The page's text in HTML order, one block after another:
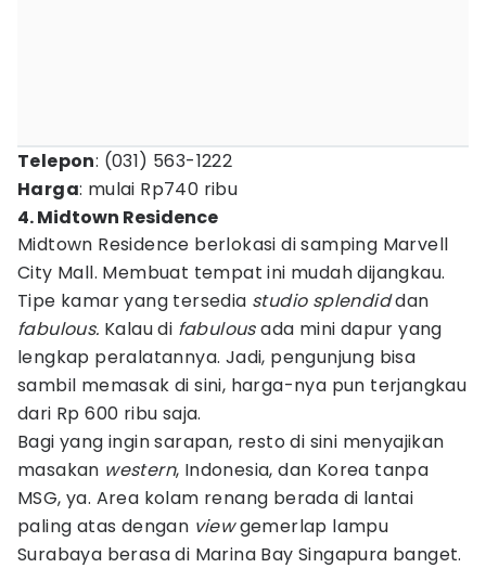
Telepon: (031) 563-1222
Harga: mulai Rp740 ribu
4. Midtown Residence
Midtown Residence berlokasi di samping Marvell
City Mall. Membuat tempat ini mudah dijangkau.
Tipe kamar yang tersedia studio splendiddan
fabulous. Kalau di fabulousada mini dapur yang
lengkap peralatannya. Jadi, pengunjung bisa
sambil memasak di sini, harga-nya pun terjangkau
dari Rp 600 ribu saja.
Bagi yang ingin sarapan, resto di sini menyajikan
masakan western, Indonesia, dan Korea tanpa
MSG, ya. Area kolam renang berada di lantai
paling atas dengan viewgemerlap lampu
Surabaya berasa di Marina Bay Singapura banget.